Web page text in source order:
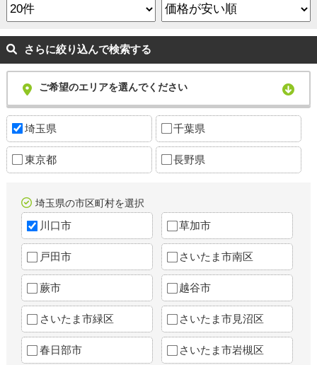
さらに絞り込んで検索する
ご希望のエリアを選んでください
埼玉県 千葉県
東京都 長野県
埼玉県の市区町村を選択
川口市 草加市
戸田市 さいたま市南区
蕨市 越谷市
さいたま市緑区 さいたま市見沼区
春日部市 さいたま市岩槻区